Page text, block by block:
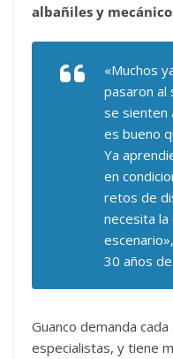
albañiles y
pasaron al
se sienten
es bueno
Ya
en
retos de
necesita
30 años
Guanco demanda
especialistas, y tiene